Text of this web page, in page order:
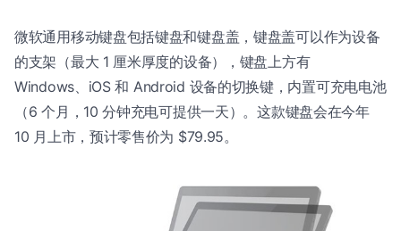
微软通用移动键盘包括键盘和键盘盖，键盘盖可以作为设备
的支架（最大 1 厘米厚度的设备），键盘上方有
Windows、iOS 和 Android 设备的切换键，内置可充电电池
（6 个月，10 分钟充电可提供一天）。这款键盘会在今年
10 月上市，预计零售价为 $79.95。